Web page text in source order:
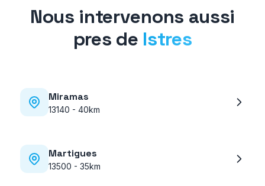
Nous intervenons aussi
pres de Istres
Miramas
13140 - 40km
Martigues
13500 - 35km